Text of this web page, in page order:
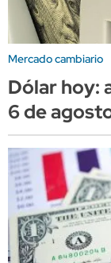
Mercado cambiario
Dólar hoy:
6 de